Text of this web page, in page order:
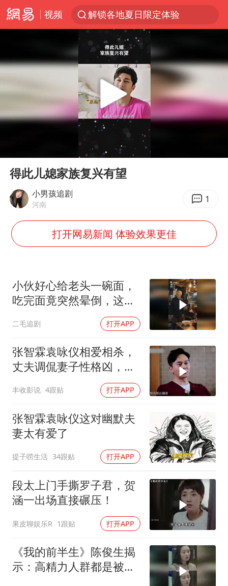
视频
解锁各地夏日限定体验
四川宜宾市珙县发生3.4级地震
白海豚将正面袭击贯穿浙江
香港宏福苑火灾或由烟头引起
浙江台州《告全体市民书》
刘浩存百花奖开幕式红裙起舞
女子网购名牌包发现是自己丢的那只
万岁山接盘烂尾恒大文旅城
戚薇谈把脸交给AI
多个明星演唱会取消
习近平心系体育强国建设
Play
得此儿媳家族复兴有望
小男孩追剧
河南 1
打开网易新闻 体验效果更佳
小伙好心给老头一碗面，
吃完面竟突然晕倒，这下
二毛追剧 打开APP
张智霖袁咏仪相爱相杀，
丈夫调侃妻子性格凶，妻
丰收影说 4跟贴 打开APP
张智霖袁咏仪这对幽默夫
妻太有爱了
提子唠生活 34跟贴 打开APP
段太上门手撕罗子君，贺
涵一出场直接碾压！
果皮聊娱乐R 1跟贴 打开APP
《我的前半生》陈俊生揭
示：高精力人群都是被伺